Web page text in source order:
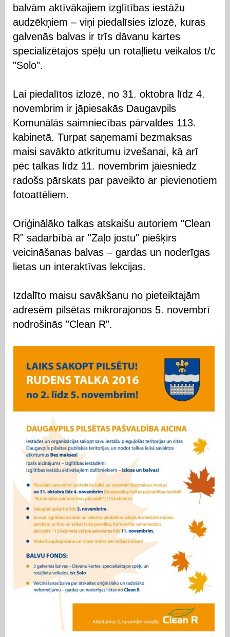
balvām aktīvākajiem izglītības iestāžu
audzēkņiem – viņi piedalīsies izlozē, kuras
galvenās balvas ir trīs dāvanu kartes
specializētajos spēļu un rotaļlietu veikalos t/c
"Solo".
Lai piedalītos izlozē, no 31. oktobra līdz 4.
novembrim ir jāpiesakās Daugavpils
Komunālās saimniecības pārvaldes 113.
kabinetā. Turpat saņemami bezmaksas
maisi savākto atkritumu izvešanai, kā arī
pēc talkas līdz 11. novembrim jāiesniedz
radošs pārskats par paveikto ar pievienotiem
fotoattēliem.
Oriģinālāko talkas atskaišu autoriem "Clean
R" sadarbībā ar "Zaļo jostu" piešķirs
veicināšanas balvas – gardas un noderīgas
lietas un interaktīvas lekcijas.
Izdalīto maisu savākšanu no pieteiktajām
adresēm pilsētas mikrorajonos 5. novembrī
nodrošinās "Clean R".